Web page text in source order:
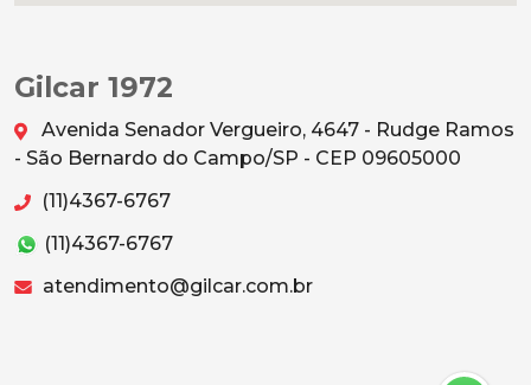
Gilcar 1972
Avenida Senador Vergueiro, 4647 - Rudge Ramos
- São Bernardo do Campo/SP - CEP 09605000
(11)4367-6767
(11)4367-6767
atendimento@gilcar.com.br